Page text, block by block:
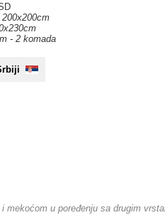
- 2 komada
mekoćom u poređenju sa drugim